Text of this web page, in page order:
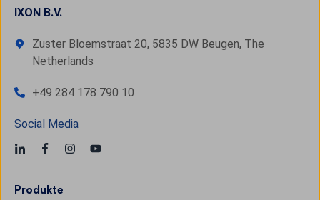
IXON B.V.
Zuster Bloemstraat 20, 5835 DW Beugen, The
Netherlands
+49 284 178 790 10
Social Media
Produkte